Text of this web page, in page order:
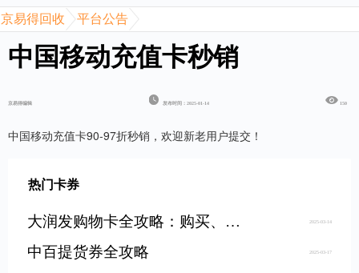
京易得回收 平台公告
中国移动充值卡秒销
京易得编辑 发布时间：2025-01-14 150
中国移动充值卡90-97折秒销，欢迎新老用户提交！
热门卡券
大润发购物卡全攻略：购买、使用与注意事项 2025-03-14
中百提货券全攻略 2025-03-17